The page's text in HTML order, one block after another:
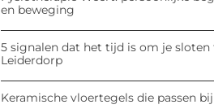
en beweging
5 signalen dat het tijd is om je sloten
Leiderdorp
Keramische vloertegels die passen